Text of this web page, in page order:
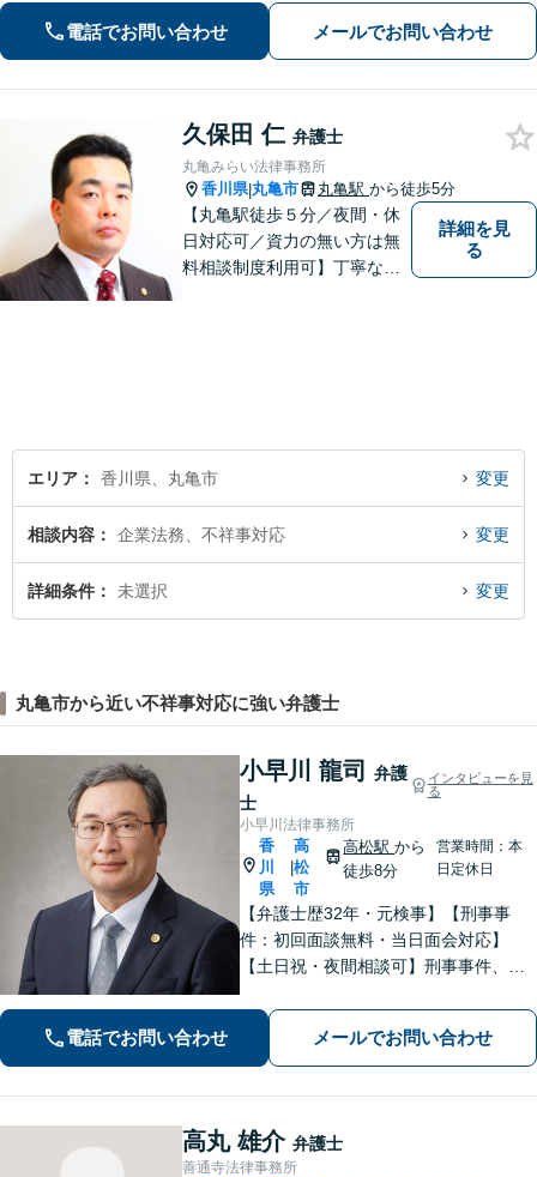
対応。丁寧な説明とヒアリングで、問
題解決に尽力します。
電話でお問い合わせ メールでお問い合わせ
久保田 仁 弁護士
丸亀みらい法律事務所
香川県|丸亀市 丸亀駅 から徒歩5分
【丸亀駅徒歩５分／夜間・休
日対応可／資力の無い方は無
料相談制度利用可】丁寧な対
詳細を見
る
エリア 香川県、丸亀市 変更
相談内容 企業法務、不祥事対応 変更
詳細条件 未選択 変更
丸亀市から近い不祥事対応に強い弁護士
小早川 龍司
弁護
士
インタビューを見
る
小早川法律事務所
香
川
県
高
松
市
高松駅から
徒歩8分
営業時間：本
日定休日
【弁護士歴32年・元検事】【刑事事
件：初回面談無料・当日面会対応】
【土日祝・夜間相談可】刑事事件、離
整理等。地域密着型で丁寧に対応しま
す。【高松駅徒歩10分】【所属弁護士3
名】
電話でお問い合わせ メールでお問い合わせ
高丸 雄介 弁護士
善通寺法律事務所